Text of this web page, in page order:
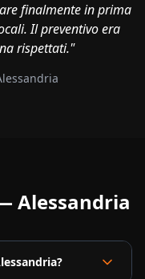
finalmente in prima
Il preventivo era
rispettati."
Alessandria